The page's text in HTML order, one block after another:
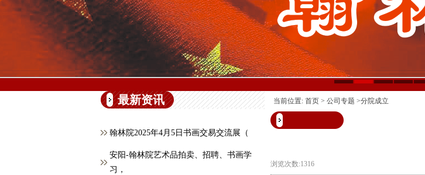
最新资讯
翰林院2025年4月5日书画交易交流展（
安阳-翰林院艺术品拍卖、招聘、书画学
习，
当前位置: 首页 > 公司专题 >分院成立
浏览次数:1316